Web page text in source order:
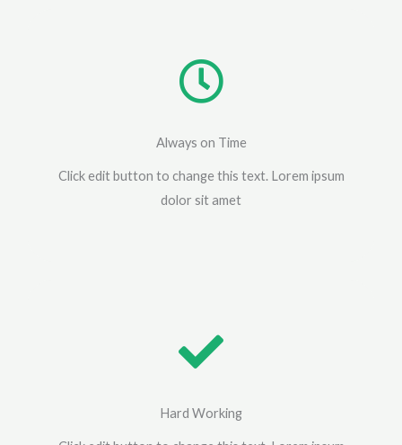
Always on Time
Click edit button to change this text. Lorem ipsum
dolor sit amet
Hard Working